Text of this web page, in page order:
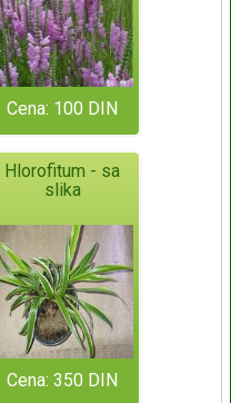
Cena: 100 DIN
Hlorofitum - sa
slika
Cena: 350 DIN